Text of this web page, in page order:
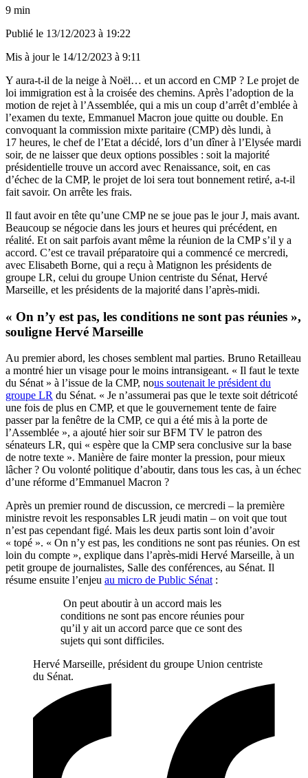
9 min
Publié le 13/12/2023 à 19:22
Mis à jour le 14/12/2023 à 9:11
Y aura-t-il de la neige à Noël… et un accord en CMP ? Le projet de
loi immigration est à la croisée des chemins. Après l’adoption de la
motion de rejet à l’Assemblée, qui a mis un coup d’arrêt d’emblée à
l’examen du texte, Emmanuel Macron joue quitte ou double. En
convoquant la commission mixte paritaire (CMP) dès lundi, à
17 heures, le chef de l’Etat a décidé, lors d’un dîner à l’Elysée mardi
soir, de ne laisser que deux options possibles : soit la majorité
présidentielle trouve un accord avec Renaissance, soit, en cas
d’échec de la CMP, le projet de loi sera tout bonnement retiré, a-t-il
fait savoir. On arrête les frais.
Il faut avoir en tête qu’une CMP ne se joue pas le jour J, mais avant.
Beaucoup se négocie dans les jours et heures qui précédent, en
réalité. Et on sait parfois avant même la réunion de la CMP s’il y a
accord. C’est ce travail préparatoire qui a commencé ce mercredi,
avec Elisabeth Borne, qui a reçu à Matignon les présidents de
groupe LR, celui du groupe Union centriste du Sénat, Hervé
Marseille, et les présidents de la majorité dans l’après-midi.
« On n’y est pas, les conditions ne sont pas réunies »,
souligne Hervé Marseille
Au premier abord, les choses semblent mal parties. Bruno Retailleau
a montré hier un visage pour le moins intransigeant. « Il faut le texte
du Sénat » à l’issue de la CMP, nous soutenait le président du
groupe LR du Sénat. « Je n’assumerai pas que le texte soit détricoté
une fois de plus en CMP, et que le gouvernement tente de faire
passer par la fenêtre de la CMP, ce qui a été mis à la porte de
l’Assemblée », a ajouté hier soir sur BFM TV le patron des
sénateurs LR, qui « espère que la CMP sera conclusive sur la base
de notre texte ». Manière de faire monter la pression, pour mieux
lâcher ? Ou volonté politique d’aboutir, dans tous les cas, à un échec
d’une réforme d’Emmanuel Macron ?
Après un premier round de discussion, ce mercredi – la première
ministre revoit les responsables LR jeudi matin – on voit que tout
n’est pas cependant figé. Mais les deux partis sont loin d’avoir
« topé ». « On n’y est pas, les conditions ne sont pas réunies. On est
loin du compte », explique dans l’après-midi Hervé Marseille, à un
petit groupe de journalistes, Salle des conférences, au Sénat. Il
résume ensuite l’enjeu au micro de Public Sénat :
On peut aboutir à un accord mais les
conditions ne sont pas encore réunies pour
qu’il y ait un accord parce que ce sont des
sujets qui sont difficiles.
Hervé Marseille, président du groupe Union centriste
du Sénat.